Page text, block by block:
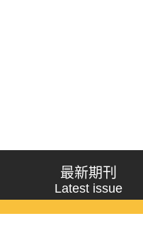
最新期刊
Latest issue